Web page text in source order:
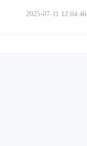
2025-07-11 12:04:46